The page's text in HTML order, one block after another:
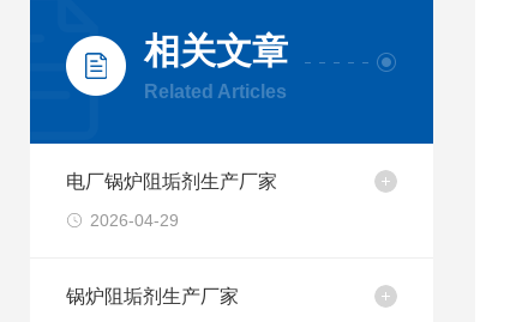
相关文章
Related Articles
电厂锅炉阻垢剂生产厂家
2026-04-29
锅炉阻垢剂生产厂家